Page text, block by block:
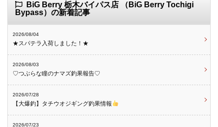
BiG Berry 栃木バイパス店 （BiG Berry Tochigi
Bypass）の新着記事
2026/08/04
★スパテラ入荷しました！★
2026/08/03
♡つぶらな瞳のナマズ釣果報告♡
2026/07/28
【大爆釣】タチウオジギング釣果情報
2026/07/23